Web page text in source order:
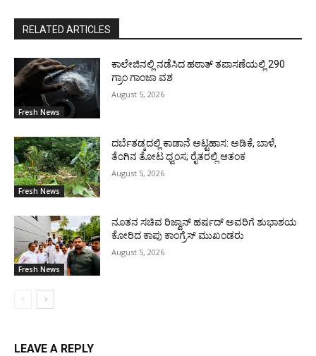
RELATED ARTICLES
Fresh News
ಕಾಲೇಜಿನಲ್ಲಿ ನಡೆಸಿದ ಹಠಾತ್ ತಪಾಸಣೆಯಲ್ಲಿ 290
ಗ್ರಾಂ ಗಾಂಜಾ ವಶ
August 5, 2026
Fresh News
ದರ್ಬೆತಡ್ಕದಲ್ಲಿ ಕಾಡಾನೆ ಅಟ್ಟಹಾಸ: ಅಡಿಕೆ, ಬಾಳೆ,
ತೆಂಗಿನ ತೋಟ ಧ್ವಂಸ; ರೈತರಲ್ಲಿ ಆತಂಕ
August 5, 2026
Fresh News
ನೂತನ ಸಚಿವ ರಿಜ್ವಾನ್ ಹರ್ಷದ್ ಅವರಿಗೆ ಶುಭಾಶಯ
ಕೋರಿದ ಕಾಪು ಕಾಂಗ್ರೆಸ್ ಮುಖಂಡರು
August 5, 2026
LEAVE A REPLY